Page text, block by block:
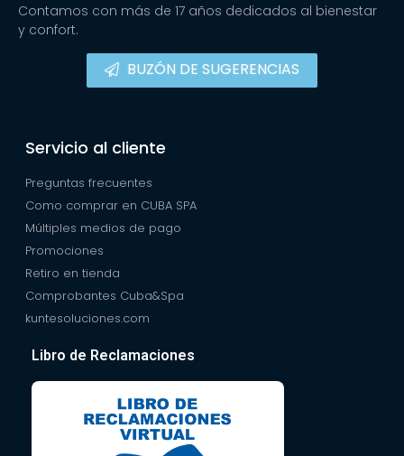
Contamos con más de 17 años dedicados al bienestar
y confort.
BUZÓN DE SUGERENCIAS
Servicio al cliente
Preguntas frecuentes
Como comprar en CUBA SPA
Múltiples medios de pago
Promociones
Retiro en tienda
Comprobantes Cuba&Spa
kuntesoluciones.com
Libro de Reclamaciones